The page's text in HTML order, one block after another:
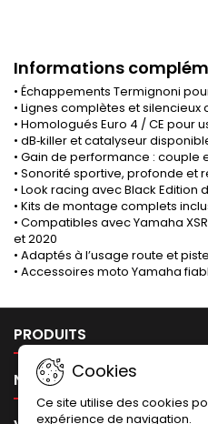
Informations
• Échappements Termignoni
• Lignes complètes et
• Homologués Euro 4 / CE pour
• dB‑killer et catalyseur
• Gain de performance :
• Sonorité sportive, profonde et
• Look racing avec Black Edition
• Kits de montage complets
• Compatibles avec Yamaha XSR
et 2020
• Adaptés à l’usage route et
• Accessoires moto Yamaha
PRODUITS
NOTRE SOCIÉTÉ
Cookies
Ce site utilise des cookies
expérience de navigation.